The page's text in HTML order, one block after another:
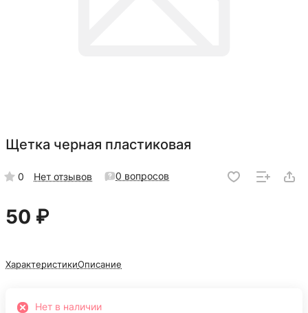
Щетка черная пластиковая
0 Нет отзывов 0 вопросов
50 ₽
ХарактеристикиОписание
Нет в наличии